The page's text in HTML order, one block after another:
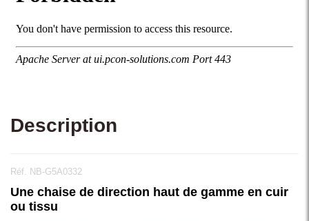
Description
Réf. NB-G5A0332
Une chaise de direction haut de gamme en cuir
ou tissu